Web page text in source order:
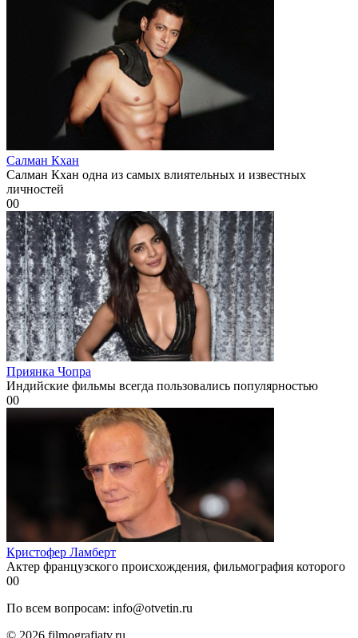
Салман Кхан
Салман Кхан одна из самых влиятельных и известных
личностей
00
Приянка Чопра
Индийские фильмы всегда пользовались популярностью
00
Кристофер Ламберт
Актер французского происхождения, фильмография которого
00
По всем вопросам: info@otvetin.ru